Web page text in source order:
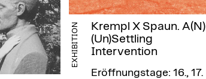
EXHIBITION
Krempl X Spaun. A(N)
(Un)Settling
Intervention
Eröffnungstage: 16., 17.